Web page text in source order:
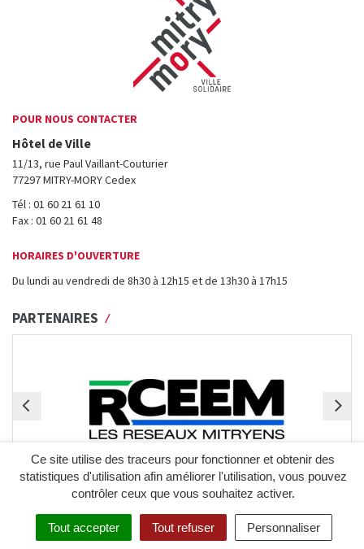
Ce site utilise des traceurs pour fonctionner et obtenir des
statistiques d'utilisation afin améliorer l'utilisation, vous pouvez
contrôler ceux que vous souhaitez activer.
Tout accepter Tout refuser Personnaliser
POUR NOUS CONTACTER
Hôtel de Ville
11/13, rue Paul Vaillant-Couturier
77297 MITRY-MORY Cedex
Tél : 01 60 21 61 10
Fax : 01 60 21 61 48
HORAIRES D'OUVERTURE
Du lundi au vendredi de 8h30 à 12h15 et de 13h30 à 17h15
PARTENAIRES
PLAN DU SITE MENTIONS LÉGALES CRÉDITS